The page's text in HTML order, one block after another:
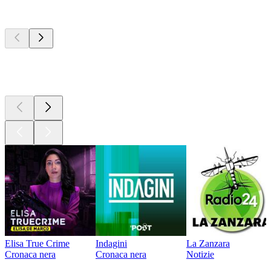
Elisa True Crime
Cronaca nera
Indagini
Cronaca nera
La Zanzara
Notizie